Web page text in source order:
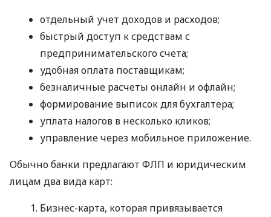
отдельный учет доходов и расходов;
быстрый доступ к средствам с
предпринимательского счета;
удобная оплата поставщикам;
безналичные расчеты онлайн и офлайн;
формирование выписок для бухгалтера;
уплата налогов в несколько кликов;
управление через мобильное приложение.
Обычно банки предлагают ФЛП и юридическим
лицам два вида карт:
Бизнес-карта, которая привязывается